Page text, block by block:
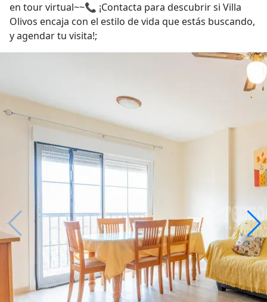
en tour virtual~~📞 ¡Contacta para descubrir si Villa
Olivos encaja con el estilo de vida que estás buscando,
y agendar tu visita!;